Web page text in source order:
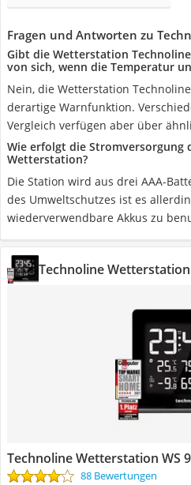
Fragen und Antworten zu
Gibt die Wetterstation
von sich, wenn die Temperatur
Nein, die Wetterstation
derartige Warnfunktion.
Vergleich verfügen aber über
Wie erfolgt die Stromversorgung
Wetterstation?
Die Station wird aus drei AAA-
des Umweltschutzes ist es
wiederverwendbare Akkus zu
Technoline Wetterstation
Technoline Wetterstation WS
88 Bewertungen